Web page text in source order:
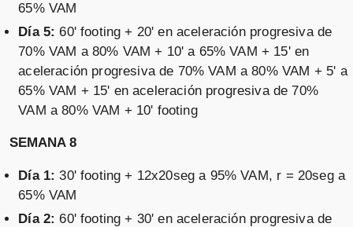
65% VAM
Día 5: 60' footing + 20' en aceleración progresiva de
70% VAM a 80% VAM + 10' a 65% VAM + 15' en
aceleración progresiva de 70% VAM a 80% VAM + 5' a
65% VAM + 15' en aceleración progresiva de 70%
VAM a 80% VAM + 10' footing
SEMANA 8
Día 1: 30' footing + 12x20seg a 95% VAM, r = 20seg a
65% VAM
Día 2: 60' footing + 30' en aceleración progresiva de